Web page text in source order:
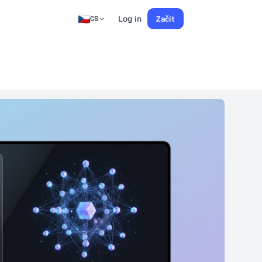
CS Log in Začít